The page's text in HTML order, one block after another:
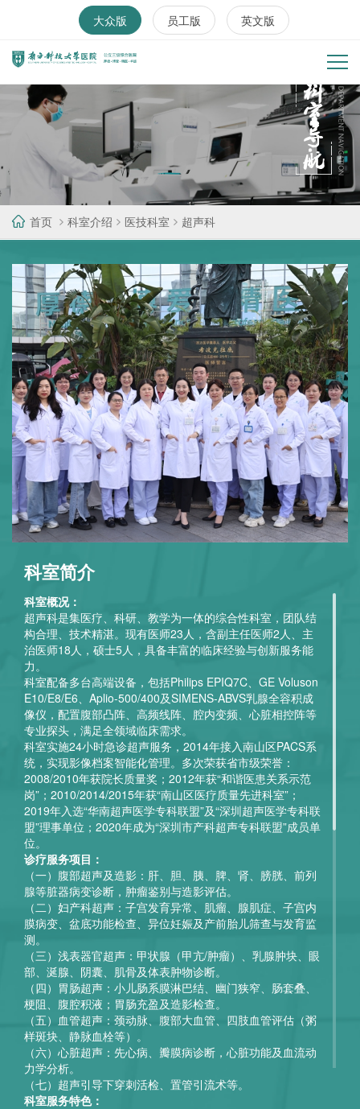
大众版 员工版 英文版
首页 科室介绍 医技科室 超声科
科室简介
科室概况：
超声科是集医疗、科研、教学为一体的综合性科室，团队结
构合理、技术精湛。现有医师23人，含副主任医师2人、主
治医师18人，硕士5人，具备丰富的临床经验与创新服务能
力。
科室配备多台高端设备，包括Philips EPIQ7C、GE Voluson
E10/E8/E6、Aplio-500/400及SIMENS-ABVS乳腺全容积成
像仪，配置腹部凸阵、高频线阵、腔内变频、心脏相控阵等
专业探头，满足全领域临床需求。
科室实施24小时急诊超声服务，2014年接入南山区PACS系
统，实现影像档案智能化管理。多次荣获省市级荣誉：
2008/2010年获院长质量奖；2012年获“和谐医患关系示范
岗”；2010/2014/2015年获“南山区医疗质量先进科室”；
2019年入选“华南超声医学专科联盟”及“深圳超声医学专科联
盟”理事单位；2020年成为“深圳市产科超声专科联盟”成员单
位。
诊疗服务项目：
（一）腹部超声及造影：肝、胆、胰、脾、肾、膀胱、前列
腺等脏器病变诊断，肿瘤鉴别与造影评估。
（二）妇产科超声：子宫发育异常、肌瘤、腺肌症、子宫内
膜病变、盆底功能检查、异位妊娠及产前胎儿筛查与发育监
测。
（三）浅表器官超声：甲状腺（甲亢/肿瘤）、乳腺肿块、眼
部、涎腺、阴囊、肌骨及体表肿物诊断。
（四）胃肠超声：小儿肠系膜淋巴结、幽门狭窄、肠套叠、
梗阻、腹腔积液；胃肠充盈及造影检查。
（五）血管超声：颈动脉、腹部大血管、四肢血管评估（粥
样斑块、静脉血栓等）。
（六）心脏超声：先心病、瓣膜病诊断，心脏功能及血流动
力学分析。
（七）超声引导下穿刺活检、置管引流术等。
科室服务特色：